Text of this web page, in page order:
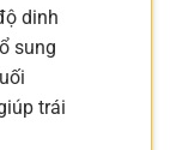
dinh
sung
trái